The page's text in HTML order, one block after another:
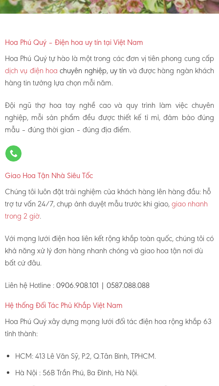
Hoa Phú Quý – Điện hoa uy tín tại Việt Nam
Hoa Phú Quý tự hào là một trong các đơn vị tiên phong cung cấp
dịch vụ điện hoachuyên nghiệp, uy tín và được hàng ngàn khách
hàng tin tưởng lựa chọn mỗi năm.
Đội ngũ thợ hoa tay nghề cao và quy trình làm việc chuyên
nghiệp, mỗi sản phẩm đều được thiết kế tỉ mỉ, đảm bảo đúng
mẫu – đúng thời gian – đúng địa điểm.
Giao Hoa Tận Nhà Siêu Tốc
Chúng tôi luôn đặt trải nghiệm của khách hàng lên hàng đầu: hỗ
trợ tư vấn 24/7, chụp ảnh duyệt mẫu trước khi giao,giao nhanh
trong 2 giờ.
Với mạng lưới điện hoa liên kết rộng khắp toàn quốc, chúng tôi có
khả năng xử lý đơn hàng nhanh chóng và giao hoa tận nơi dù
bất cứ đâu.
Liên hệ Hotline : 0906.908.101 | 0587.088.088
Hệ thống Đối Tác Phủ Khắp Việt Nam
Hoa Phú Quý xây dựng mạng lưới đối tác điện hoa rộng khắp 63
tỉnh thành:
HCM: 413 Lê Văn Sỹ, P.2, Q.Tân Bình, TPHCM.
Hà Nội : 56B Trần Phú, Ba Đình, Hà Nội.